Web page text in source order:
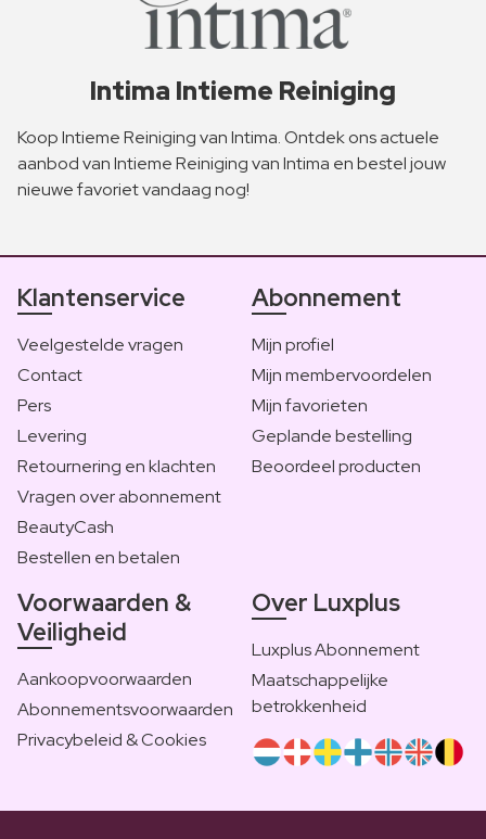
Intima Intieme Reiniging
Koop Intieme Reiniging van Intima. Ontdek ons actuele
aanbod van Intieme Reiniging van Intima en bestel jouw
nieuwe favoriet vandaag nog!
Klantenservice
Veelgestelde vragen
Contact
Pers
Levering
Retournering en klachten
Vragen over abonnement
BeautyCash
Bestellen en betalen
Abonnement
Mijn profiel
Mijn membervoordelen
Mijn favorieten
Geplande bestelling
Beoordeel producten
Voorwaarden &
Veiligheid
Aankoopvoorwaarden
Abonnementsvoorwaarden
Privacybeleid & Cookies
Over Luxplus
Luxplus Abonnement
Maatschappelijke
betrokkenheid